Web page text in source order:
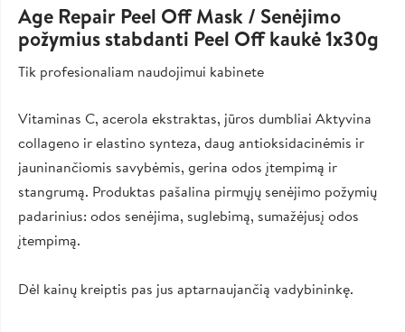
Age Repair Peel Off Mask / Senėjimo
požymius stabdanti Peel Off kaukė 1x30g
Tik profesionaliam naudojimui kabinete
Vitaminas C, acerola ekstraktas, jūros dumbliai Aktyvina
collageno ir elastino synteza, daug antioksidacinėmis ir
jauninančiomis savybėmis, gerina odos įtempimą ir
stangrumą. Produktas pašalina pirmųjų senėjimo požymių
padarinius: odos senėjima, suglebimą, sumažėjusį odos
įtempimą.
Dėl kainų kreiptis pas jus aptarnaujančią vadybininkę.